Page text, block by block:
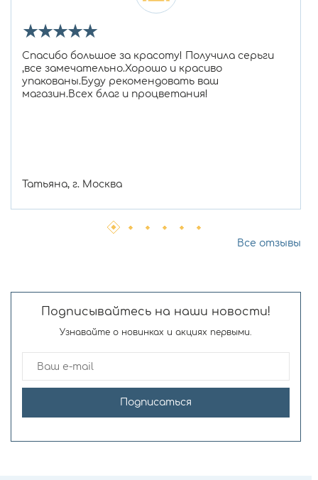
★★★★★
Спасибо большое за красоту! Получила серьги
,все замечательно.Хорошо и красиво
упакованы.Буду рекомендовать ваш
магазин.Всех благ и процветания!
Татьяна, г. Москва
Все отзывы
Подписывайтесь на наши новости!
Узнавайте о новинках и акциях первыми.
Подписаться